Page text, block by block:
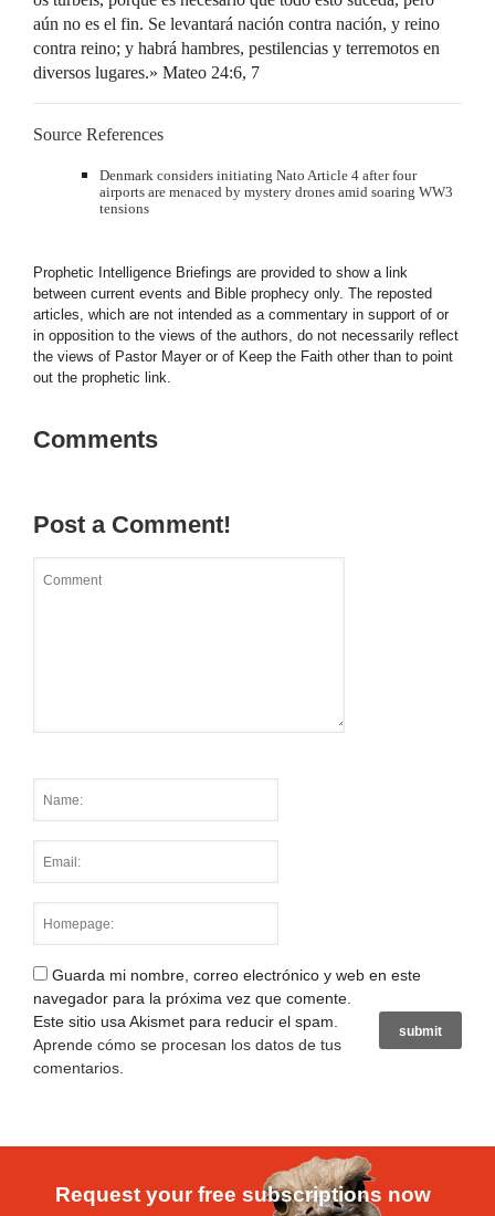
aún no es el fin. Se levantará nación contra nación, y reino
contra reino; y habrá hambres, pestilencias y terremotos en
diversos lugares.» Mateo 24:6, 7
Source References
Denmark considers initiating Nato Article 4 after four
airports are menaced by mystery drones amid soaring WW3
tensions
Prophetic Intelligence Briefings are provided to show a link
between current events and Bible prophecy only. The reposted
articles, which are not intended as a commentary in support of or
in opposition to the views of the authors, do not necessarily reflect
the views of Pastor Mayer or of Keep the Faith other than to point
out the prophetic link.
Comments
Post a Comment!
Guarda mi nombre, correo electrónico y web en este
navegador para la próxima vez que comente.
Este sitio usa Akismet para reducir el spam.
Aprende cómo se procesan los datos de tus
comentarios
Request your free subscriptions now